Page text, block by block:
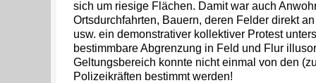
sich um riesige Flächen. Damit war auch
Ortsdurchfahrten, Bauern, deren Felder direkt
usw. ein demonstrativer kollektiver Protest
bestimmbare Abgrenzung in Feld und Flur
Geltungsbereich konnte nicht einmal von den
Polizeikräften bestimmt werden!